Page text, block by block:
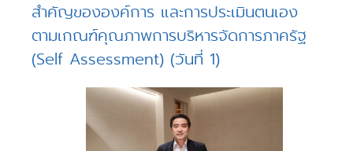
สำคัญขององค์การ และการประเมินตนเอง
ตามเกณฑ์คุณภาพการบริหารจัดการภาครัฐ
(Self Assessment) (วันที่ 1)